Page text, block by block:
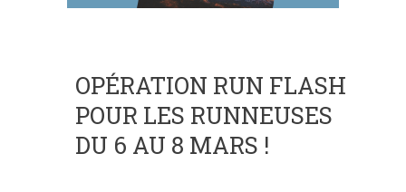
OPÉRATION RUN FLASH
POUR LES RUNNEUSES
DU 6 AU 8 MARS !